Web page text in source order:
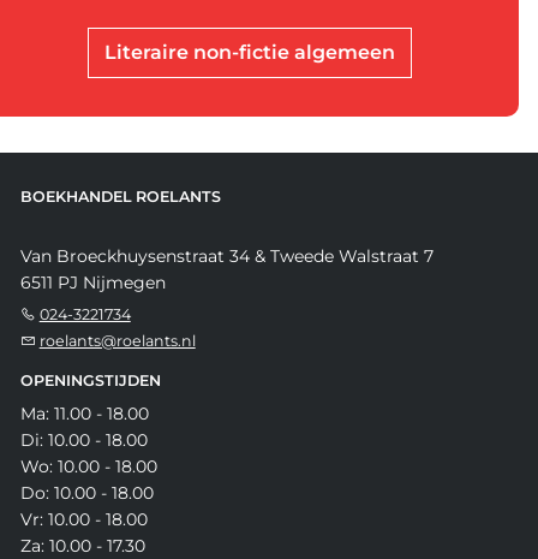
Literaire non-fictie algemeen
BOEKHANDEL ROELANTS
Van Broeckhuysenstraat 34 & Tweede Walstraat 7
6511 PJ Nijmegen
024-3221734
roelants@roelants.nl
OPENINGSTIJDEN
Ma: 11.00 - 18.00
Di: 10.00 - 18.00
Wo: 10.00 - 18.00
Do: 10.00 - 18.00
Vr: 10.00 - 18.00
Za: 10.00 - 17.30